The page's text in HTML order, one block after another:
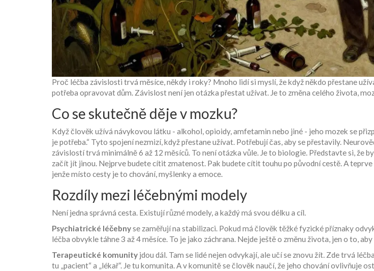
Proč léčba závislosti trvá měsíce, někdy i roky? Mnoho lidí si myslí, že když někdo přestane
potřeba opravovat dům. Závislost není jen otázka přestat užívat. Je to změna celého života,
Co se skutečně děje v mozku?
Když člověk užívá návykovou látku - alkohol, opioidy, amfetamin nebo jiné - jeho mozek se
je potřeba.“ Tyto spojení nezmizí, když přestane užívat. Potřebují čas, aby se přestavily.
závislostí trvá minimálně 6 až 12 měsíců. To není otázka vůle. Je to biologie. Představte si, že
začít jít jinou. Nejprve budete cítit zmatenost. Pak budete cítit touhu po původní cestě. A
jenže místo cesty je to chování, myšlenky a emoce.
Rozdíly mezi léčebnými modely
Není jedna správná cesta. Existují různé modely, a každý má svou délku a cíl.
Psychiatrické léčebnyse zaměřují na stabilizaci. Pokud má člověk těžké fyzické příznaky
léčba obvykle táhne 3 až 4 měsíce. To je jako záchrana. Nejde ještě o změnu života, jen o to,
Terapeutické komunity jdou dál. Tam se lidé nejen odvykají, ale učí se znovu žít. Zde trvá
tu „pacient“ a „lékař“. Je tu komunita. A v komunitě se člověk naučí, že jeho chování